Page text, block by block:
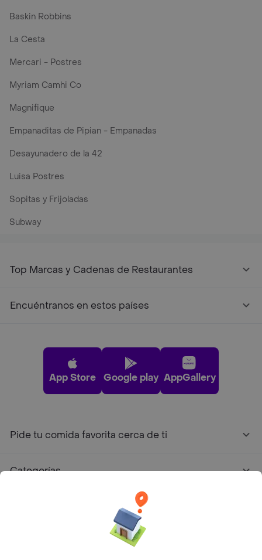
Baskin Robbins
La Cesta
Mercari - Postres
Myriam Camhi Co
Magnifique
Empanaditas de Pipian - Empanadas
Desayunadero de la 42
Luisa Postres
Sopitas y Frijoladas
Subway
Top Marcas y Cadenas de Restaurantes
Encuéntranos en estos países
App Store Google play AppGallery
Pide tu comida favorita cerca de ti
Categorías